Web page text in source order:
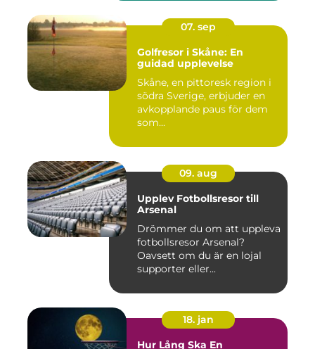
07. sep
Golfresor i Skåne: En
guidad upplevelse
Skåne, en pittoresk region i
södra Sverige, erbjuder en
avkopplande paus för dem
som...
09. aug
Upplev Fotbollsresor till
Arsenal
Drömmer du om att uppleva
fotbollsresor Arsenal?
Oavsett om du är en lojal
supporter eller...
18. jan
Hur Lång Ska En